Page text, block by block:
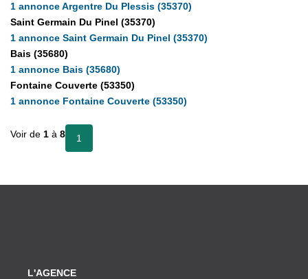
1 annonce Argentre Du Plessis (35370)
Saint Germain Du Pinel (35370)
1 annonce Saint Germain Du Pinel (35370)
Bais (35680)
1 annonce Bais (35680)
Fontaine Couverte (53350)
1 annonce Fontaine Couverte (53350)
Voir de 1 à 8 1
L'AGENCE